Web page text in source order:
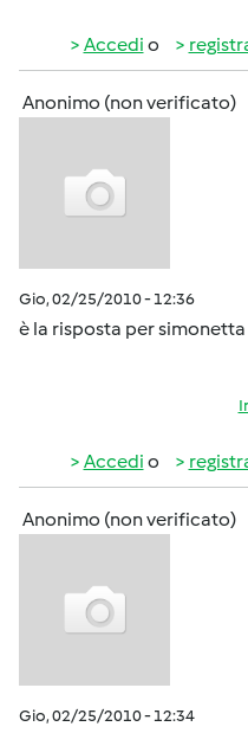
Accedi o
Anonimo (non verificato)
Gio, 02/25/2010 - 12:36
è la risposta per simonetta
Accedi o
Anonimo (non verificato)
Gio, 02/25/2010 - 12:34